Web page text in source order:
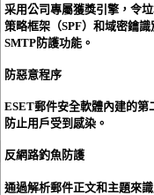
采用公司專屬獲獎引擎，令
策略框架（SPF）和域密鑰
SMTP防護功能。
防惡意程序
ESET郵件安全軟體內建的第
防止用戶受到感染。
反網路釣魚防護
通過解析郵件正文和主題來